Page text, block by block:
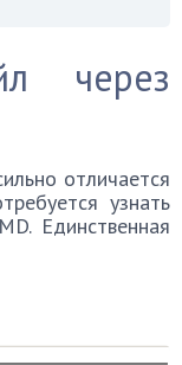
через
отличается
узнать
Единственная